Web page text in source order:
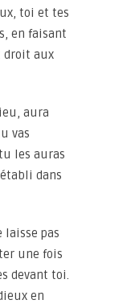
toi et tes
en faisant
droit aux
aura
vas
les auras
dans
pas
une fois
devant toi.
en